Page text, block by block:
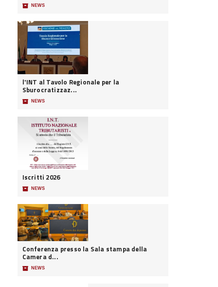
📦 NEWS
l'INT al Tavolo Regionale per la
Sburocratizzaz...
📦 NEWS
Iscritti 2026
📦 NEWS
Conferenza presso la Sala stampa della
Camera d...
📦 NEWS